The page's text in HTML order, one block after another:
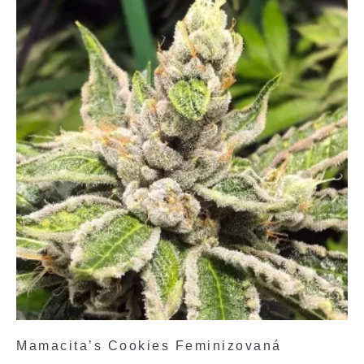
Mamacita’s Cookies Feminizovaná